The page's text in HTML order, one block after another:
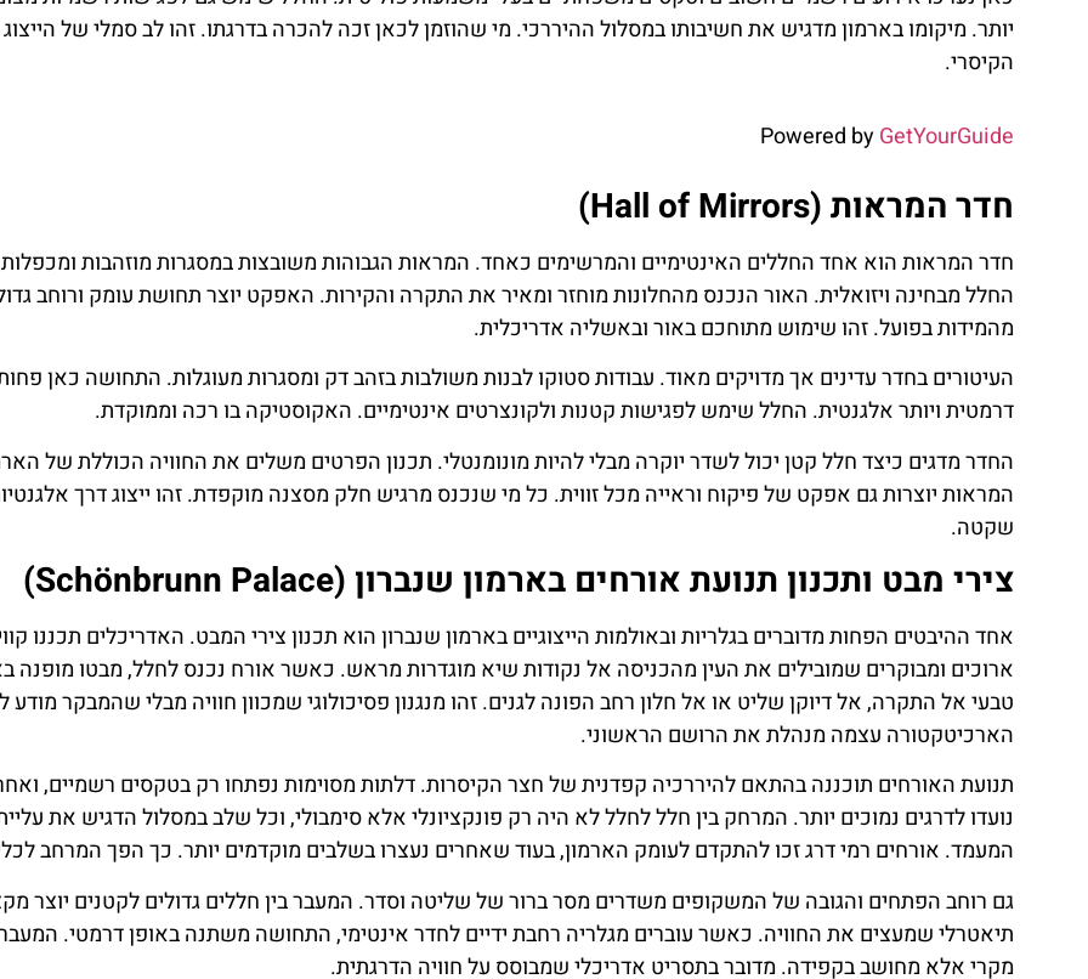
יותר. מיקומו בארמון מדגיש את חשיבותו במסלול ההיררכי. מי שהוזמן לכאן זכה להכרה בדרגתו. זהו לב סמלי של הייצוג
הקיסרי.
Powered byGetYourGuide
חדר המראות (Hall of Mirrors)
חדר המראות הוא אחד החללים האינטימיים והמרשימים כאחד. המראות הגבוהות משובצות במסגרות מוזהבות
החלל מבחינה ויזואלית. האור הנכנס מהחלונות מוחזר ומאיר את התקרה והקירות. האפקט יוצר תחושת עומק ורוחב
מהמידות בפועל. זהו שימוש מתוחכם באור ובאשליה אדריכלית.
העיטורים בחדר עדינים אך מדויקים מאוד. עבודות סטוקו לבנות משולבות בזהב דק ומסגרות מעוגלות. התחושה כאן
דרמטית ויותר אלגנטית. החלל שימש לפגישות קטנות ולקונצרטים אינטימיים. האקוסטיקה בו רכה וממוקדת.
החדר מדגים כיצד חלל קטן יכול לשדר יוקרה מבלי להיות מונומנטלי. תכנון הפרטים משלים את החוויה הכוללת של
המראות יוצרות גם אפקט של פיקוח וראייה מכל זווית. כל מי שנכנס מרגיש חלק מסצנה מוקפדת. זהו ייצוג דרך
שקטה.
צירי מבט ותכנון תנועת אורחים בארמון שנברון (Schönbrunn Palace)
אחד ההיבטים הפחות מדוברים בגלריות ובאולמות הייצוגיים בארמון שנברון הוא תכנון צירי המבט. האדריכלים תכננו
ארוכים ומבוקרים שמובילים את העין מהכניסה אל נקודות שיא מוגדרות מראש. כאשר אורח נכנס לחלל, מבטו מופנה
טבעי אל התקרה, אל דיוקן שליט או אל חלון רחב הפונה לגנים. זהו מנגנון פסיכולוגי שמכוון חוויה מבלי שהמבקר מודע
הארכיטקטורה עצמה מנהלת את הרושם הראשוני.
תנועת האורחים תוכננה בהתאם להיררכיה קפדנית של חצר הקיסרות. דלתות מסוימות נפתחו רק בטקסים רשמיים,
נועדו לדרגים נמוכים יותר. המרחק בין חלל לחלל לא היה רק פונקציונלי אלא סימבולי, וכל שלב במסלול הדגיש את
המעמד. אורחים רמי דרג זכו להתקדם לעומק הארמון, בעוד שאחרים נעצרו בשלבים מוקדמים יותר. כך הפך המרחב
גם רוחב הפתחים והגובה של המשקופים משדרים מסר ברור של שליטה וסדר. המעבר בין חללים גדולים לקטנים יוצר
תיאטרלי שמעצים את החוויה. כאשר עוברים מגלריה רחבת ידיים לחדר אינטימי, התחושה משתנה באופן דרמטי. המעבר
מקרי אלא מחושב בקפידה. מדובר בתסריט אדריכלי שמבוסס על חוויה הדרגתית.